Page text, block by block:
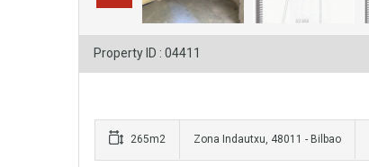
Property ID : 04411
265m2 Zona Indautxu, 48011 - Bilbao